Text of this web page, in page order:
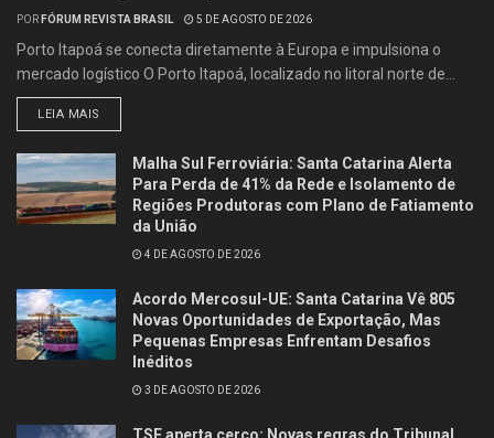
POR FÓRUM REVISTA BRASIL 5 DE AGOSTO DE 2026
Porto Itapoá se conecta diretamente à Europa e impulsiona o
mercado logístico O Porto Itapoá, localizado no litoral norte de...
LEIA MAIS
Malha Sul Ferroviária: Santa Catarina Alerta
Para Perda de 41% da Rede e Isolamento de
Regiões Produtoras com Plano de Fatiamento
da União
4 DE AGOSTO DE 2026
Acordo Mercosul-UE: Santa Catarina Vê 805
Novas Oportunidades de Exportação, Mas
Pequenas Empresas Enfrentam Desafios
Inéditos
3 DE AGOSTO DE 2026